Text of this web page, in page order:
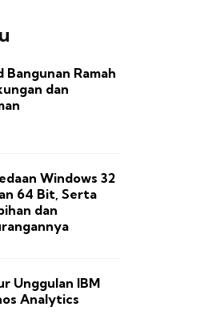
Bangunan Ramah
dan
Windows 32
64 Bit, Serta
dan
Unggulan IBM
Analytics